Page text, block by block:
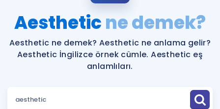
ÜYE DEĞİLİM
Faydalı Araçlar
Sözlük
Hakkımızda
Aestheticne demek?
Aesthetic ne demek? Aesthetic ne anlama gelir?
Aesthetic İngilizce örnek cümle. Aesthetic eş
anlamlıları.